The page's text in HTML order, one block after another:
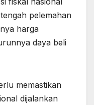
pelemahan
harga
daya beli
memastikan
dijalankan